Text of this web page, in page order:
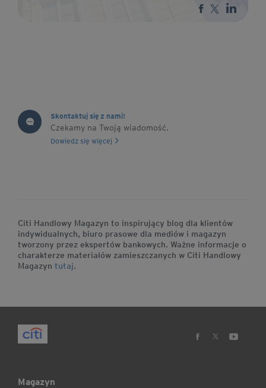
Skontaktuj się z nami!
Czekamy na Twoją wiadomość.
Dowiedz się więcej
Citi Handlowy Magazyn to inspirujący blog dla klientów
indywidualnych, biuro prasowe dla mediów i magazyn
tworzony przez ekspertów bankowych. Ważne informacje o
charakterze materiałów zamieszczanych w Citi Handlowy
Magazyn tutaj.
Magazyn